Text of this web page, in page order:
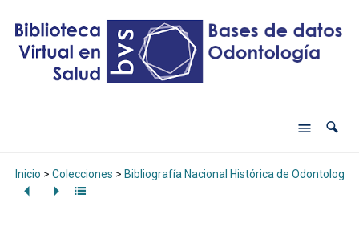
Inicio > Colecciones > Bibliografía Nacional Histórica de Odontología